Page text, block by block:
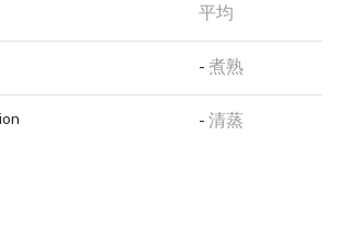
平均
- 煮熟
- 清蒸